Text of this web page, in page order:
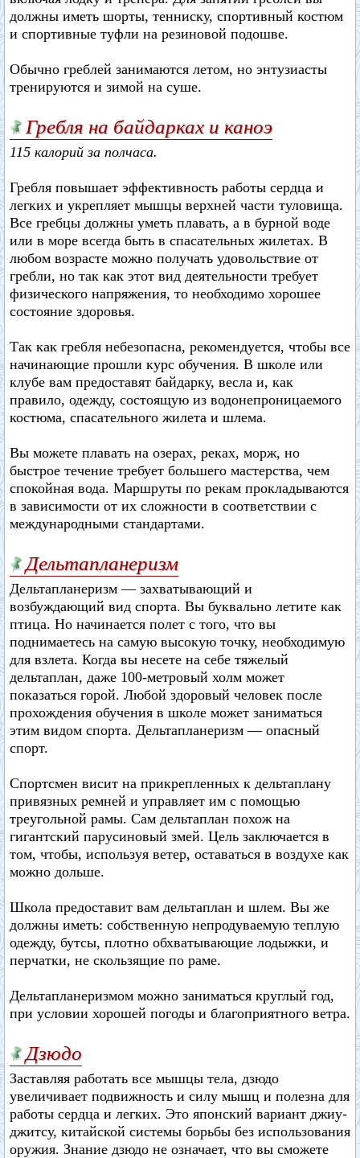
должны иметь шорты, тенниску, спортивный костюм
и спортивные туфли на резиновой подошве.
Обычно греблей занимаются летом, но энтузиасты
тренируются и зимой на суше.
Гребля на байдарках и каноэ
115 калорий за полчаса.
Гребля повышает эффективность работы сердца и
легких и укрепляет мышцы верхней части туловища.
Все гребцы должны уметь плавать, а в бурной воде
или в море всегда быть в спасательных жилетах. В
любом возрасте можно получать удовольствие от
гребли, но так как этот вид деятельности требует
физического напряжения, то необходимо хорошее
состояние здоровья.
Так как гребля небезопасна, рекомендуется, чтобы все
начинающие прошли курс обучения. В школе или
клубе вам предоставят байдарку, весла и, как
правило, одежду, состоящую из водонепроницаемого
костюма, спасательного жилета и шлема.
Вы можете плавать на озерах, реках, морж, но
быстрое течение требует большего мастерства, чем
спокойная вода. Маршруты по рекам прокладываются
в зависимости от их сложности в соответствии с
международными стандартами.
Дельтапланеризм
Дельтапланеризм — захватывающий и
возбуждающий вид спорта. Вы буквально летите как
птица. Но начинается полет с того, что вы
поднимаетесь на самую высокую точку, необходимую
для взлета. Когда вы несете на себе тяжелый
дельтаплан, даже 100-метровый холм может
показаться горой. Любой здоровый человек после
прохождения обучения в школе может заниматься
этим видом спорта. Дельтапланеризм — опасный
спорт.
Спортсмен висит на прикрепленных к дельтаплану
привязных ремней и управляет им с помощью
треугольной рамы. Сам дельтаплан похож на
гигантский парусиновый змей. Цель заключается в
том, чтобы, используя ветер, оставаться в воздухе как
можно дольше.
Школа предоставит вам дельтаплан и шлем. Вы же
должны иметь: собственную непродуваемую теплую
одежду, бутсы, плотно обхватывающие лодыжки, и
перчатки, не скользящие по раме.
Дельтапланеризмом можно заниматься круглый год,
при условии хорошей погоды и благоприятного ветра.
Дзюдо
Заставляя работать все мышцы тела, дзюдо
увеличивает подвижность и силу мышц и полезна для
работы сердца и легких. Это японский вариант джиу-
джитсу, китайской системы борьбы без использования
оружия. Знание дзюдо не означает, что вы сможете